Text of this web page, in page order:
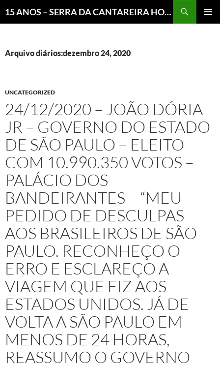
15 ANOS – SERRA DA CANTAREIRA HOJE E COTIDIANO DO BRASIL E DO MUNDO
Arquivo diários:dezembro 24, 2020
UNCATEGORIZED
24/12/2020 – JOÃO DÓRIA
JR – GOVERNO DO ESTADO
DE SÃO PAULO – ELEITO
COM 10.990.350 VOTOS –
PALÁCIO DOS
BANDEIRANTES – “MEU
PEDIDO DE DESCULPAS
AOS BRASILEIROS DE SÃO
PAULO. RECONHEÇO O
ERRO E ESCLAREÇO A
VIAGEM QUE FIZ AOS
ESTADOS UNIDOS. JÁ DE
VOLTA A SÃO PAULO EM
MENOS DE 24 HORAS,
REASSUMO O GOVERNO